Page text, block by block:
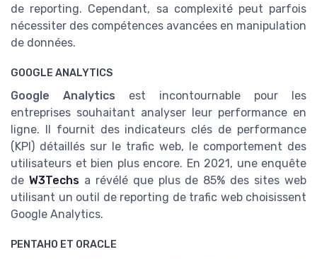
de reporting. Cependant, sa complexité peut parfois
nécessiter des compétences avancées en manipulation
de données.
GOOGLE ANALYTICS
Google Analytics est incontournable pour les
entreprises souhaitant analyser leur performance en
ligne. Il fournit des indicateurs clés de performance
(KPI) détaillés sur le trafic web, le comportement des
utilisateurs et bien plus encore. En 2021, une enquête
de W3Techsa révélé que plus de 85% des sites web
utilisant un outil de reporting de trafic web choisissent
Google Analytics.
PENTAHO ET ORACLE